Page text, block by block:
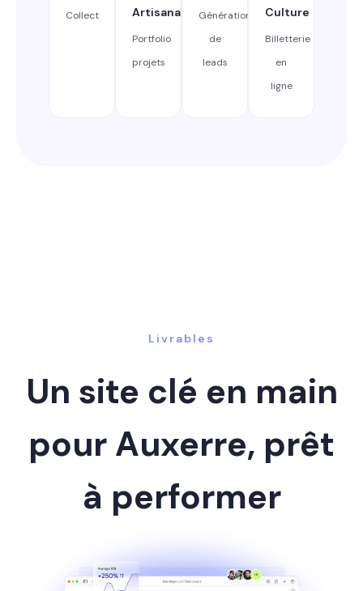
Collect
Artisanat
Portfolio
projets
Génération
de
leads
Culture
Billetterie
en
ligne
Livrables
Un site clé en main
pour Auxerre, prêt
à performer